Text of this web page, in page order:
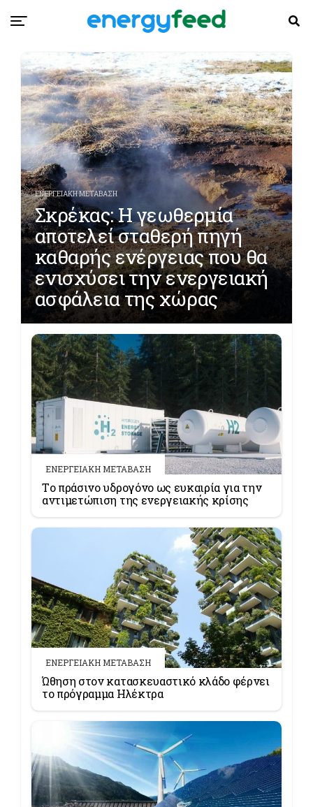
ΕΝΕΡΓΕΙΑΚΗ ΜΕΤΑΒΑΣΗ
Σκρέκας: Η γεωθερμία
αποτελεί σταθερή πηγή
καθαρής ενέργειας που θα
ενισχύσει την ενεργειακή
ασφάλεια της χώρας
ΕΝΕΡΓΕΙΑΚΗ ΜΕΤΑΒΑΣΗ
Tο πράσινο υδρογόνο ως ευκαιρία για την
αντιμετώπιση της ενεργειακής κρίσης
ΕΝΕΡΓΕΙΑΚΗ ΜΕΤΑΒΑΣΗ
Ώθηση στον κατασκευαστικό κλάδο φέρνει
το πρόγραμμα Ηλέκτρα